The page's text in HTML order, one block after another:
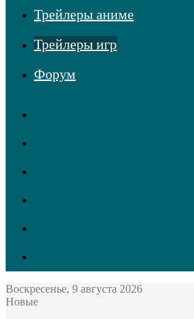
Трейлеры аниме
Трейлеры игр
Форум
Воскресенье, 9 августа 2026
Новые